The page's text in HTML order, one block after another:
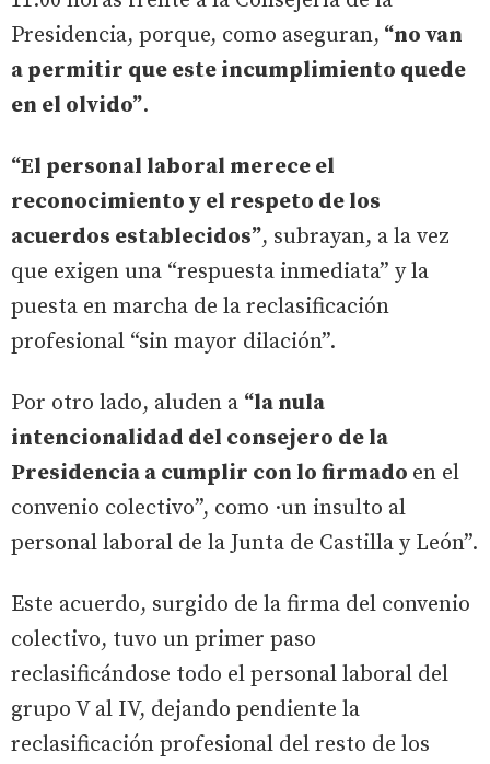
Presidencia, porque, como aseguran, “no van
a permitir que este incumplimiento quede
en el olvido”.
“El personal laboral merece el
reconocimiento y el respeto de los
acuerdos establecidos”, subrayan, a la vez
que exigen una “respuesta inmediata” y la
puesta en marcha de la reclasificación
profesional “sin mayor dilación”.
Por otro lado, aluden a “la nula
intencionalidad del consejero de la
Presidencia a cumplir con lo firmado en el
convenio colectivo”, como ·un insulto al
personal laboral de la Junta de Castilla y León”.
Este acuerdo, surgido de la firma del convenio
colectivo, tuvo un primer paso
reclasificándose todo el personal laboral del
grupo V al IV, dejando pendiente la
reclasificación profesional del resto de los